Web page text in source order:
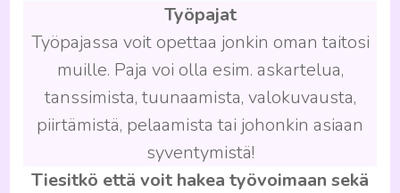
Työpajat
Työpajassa voit opettaa jonkin oman taitosi
muille. Paja voi olla esim. askartelua,
tanssimista, tuunaamista, valokuvausta,
piirtämistä, pelaamista tai johonkin asiaan
syventymistä!
Tiesitkö että voit hakea työvoimaan sekä